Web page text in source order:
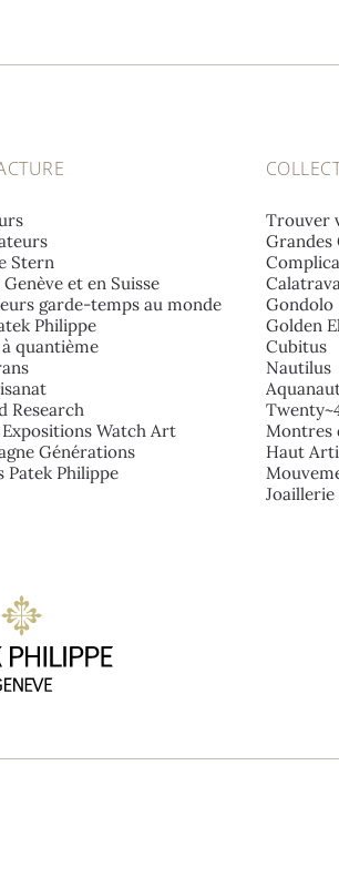
Stern
et en Suisse
garde-temps au monde
Philippe
quantième
Research
Watch Art
Générations
Patek Philippe
Trouver
Grandes
Gondolo
Golden
Cubitus
Nautilus
Montres
Haut
Joaillerie